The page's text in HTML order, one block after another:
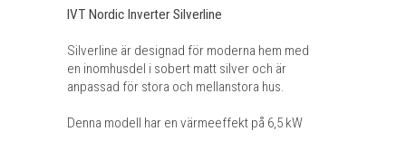
IVT Nordic Inverter Silverline
Silverline är designad för moderna hem med
en inomhusdel i sobert matt silver och är
anpassad för stora och mellanstora hus.
Denna modell har en värmeeffekt på 6,5 kW